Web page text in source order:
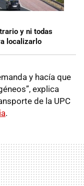
y ni todas
localizarlo
y hacía que
explica
de la UPC
.